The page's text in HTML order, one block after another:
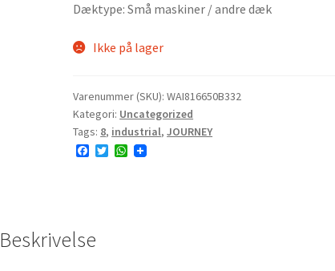
Dæktype: Små maskiner / andre dæk
Ikke på lager
Varenummer (SKU):WAI816650B332
Kategori: Uncategorized
Tags: 8, industrial,JOURNEY
F
k
T
W
Beskrivelse